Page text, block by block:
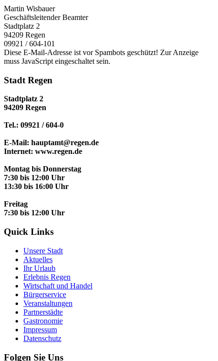
Martin Wisbauer
Geschäftsleitender Beamter
Stadtplatz 2
94209 Regen
09921 / 604-101
Diese E-Mail-Adresse ist vor Spambots geschützt! Zur Anzeige
muss JavaScript eingeschaltet sein.
Stadt Regen
Stadtplatz 2
94209 Regen
Tel.: 09921 / 604-0
E-Mail: hauptamt@regen.de
Internet: www.regen.de
Montag bis Donnerstag
7:30 bis 12:00 Uhr
13:30 bis 16:00 Uhr
Freitag
7:30 bis 12:00 Uhr
Quick Links
Unsere Stadt
Aktuelles
Ihr Urlaub
Erlebnis Regen
Wirtschaft und Handel
Bürgerservice
Veranstaltungen
Partnerstädte
Gastronomie
Impressum
Datenschutz
Folgen Sie Uns